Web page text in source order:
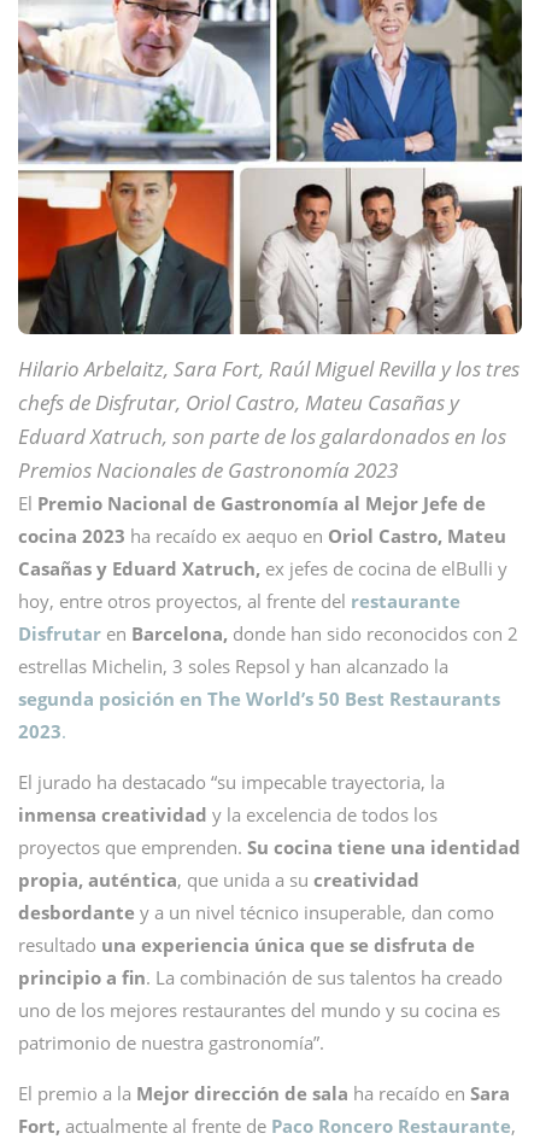
Hilario Arbelaitz, Sara Fort, Raúl Miguel Revilla y los tres
chefs de Disfrutar, Oriol Castro, Mateu Casañas y
Eduard Xatruch, son parte de los galardonados en los
Premios Nacionales de Gastronomía 2023
El Premio Nacional de Gastronomía al Mejor Jefe de
cocina 2023 ha recaído ex aequo en Oriol Castro, Mateu
Casañas y Eduard Xatruch, ex jefes de cocina de elBulli y
hoy, entre otros proyectos, al frente del restaurante
Disfrutar en Barcelona, donde han sido reconocidos con 2
estrellas Michelin, 3 soles Repsol y han alcanzado la
segunda posición en The World’s 50 Best Restaurants
2023.
El jurado ha destacado “su impecable trayectoria, la
inmensa creatividad y la excelencia de todos los
proyectos que emprenden. Su cocina tiene una identidad
propia, auténtica, que unida a su creatividad
desbordante y a un nivel técnico insuperable, dan como
resultado una experiencia única que se disfruta de
principio a fin. La combinación de sus talentos ha creado
uno de los mejores restaurantes del mundo y su cocina es
patrimonio de nuestra gastronomía”.
El premio a la Mejor dirección de sala ha recaído en Sara
Fort, actualmente al frente de Paco Roncero Restaurante,